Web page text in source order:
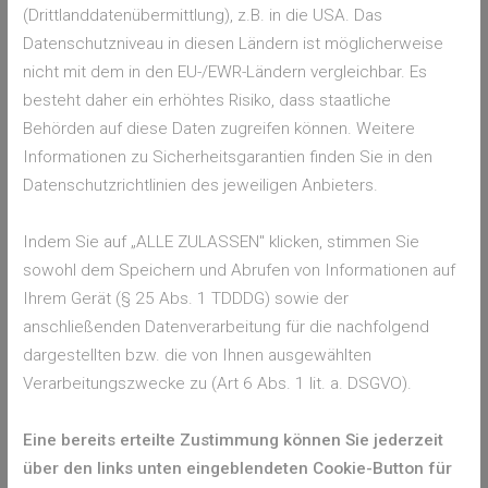
HINWEIS
Ihr Ansprechpartner
Wenn Sie über Ihren Browser oder Ihr Smartphone
die Standortfreigabe für Ihren Browser und diese
Fliegengitter für jedermann
Die Plissees sind durch fehlende Drehmomente auch
platzsparender als herkömmliche Fliegengitter. Somit sind sie
sowohl für kleine als auch große und barrierefreie
Wohnungen eine gute und zuverlässige Lösung.
(Drittlanddatenübermittlung), z.B. in die USA. Das
Datenschutzniveau in diesen Ländern ist möglicherweise
nicht mit dem in den EU-/EWR-Ländern vergleichbar. Es
besteht daher ein erhöhtes Risiko, dass staatliche
Behörden auf diese Daten zugreifen können. Weitere
Informationen zu Sicherheitsgarantien finden Sie in den
Datenschutzrichtlinien des jeweiligen Anbieters.
Indem Sie auf „ALLE ZULASSEN" klicken, stimmen Sie
sowohl dem Speichern und Abrufen von Informationen auf
Ihrem Gerät (§ 25 Abs. 1 TDDDG) sowie der
anschließenden Datenverarbeitung für die nachfolgend
dargestellten bzw. die von Ihnen ausgewählten
Verarbeitungszwecke zu (Art 6 Abs. 1 lit. a. DSGVO).
Eine bereits erteilte Zustimmung können Sie jederzeit
über den links unten eingeblendeten Cookie-Button für